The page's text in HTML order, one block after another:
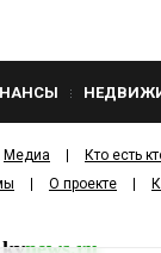
Медиа Кто есть
О проекте
kvnews.ru